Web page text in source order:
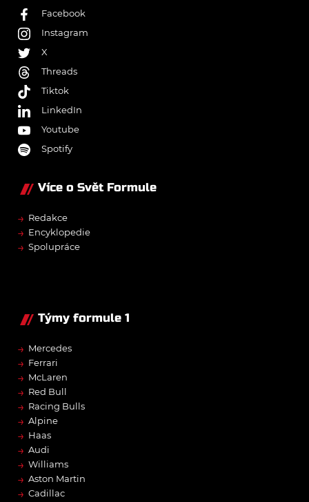
Facebook
Instagram
X
Threads
Tiktok
LinkedIn
Youtube
Spotify
Více o Svět Formule
→ Redakce
→ Encyklopedie
→ Spolupráce
Týmy formule 1
→ Mercedes
→ Ferrari
→ McLaren
→ Red Bull
→ Racing Bulls
→ Alpine
→ Haas
→ Audi
→ Williams
→ Aston Martin
→ Cadillac